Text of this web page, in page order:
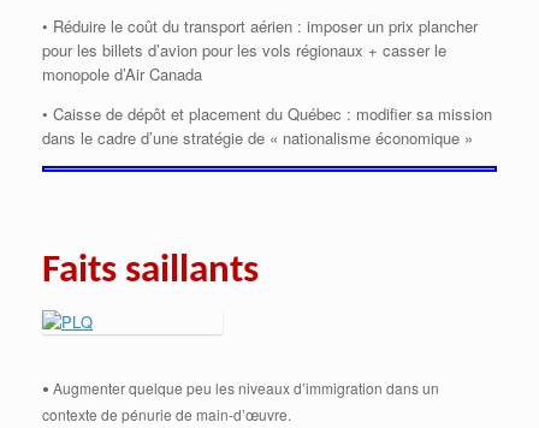
• Réduire le coût du transport aérien : imposer un prix plancher
pour les billets d’avion pour les vols régionaux + casser le
monopole d’Air Canada
• Caisse de dépôt et placement du Québec : modifier sa mission
dans le cadre d’une stratégie de « nationalisme économique »
Faits saillants
• Augmenter quelque peu les niveaux d’immigration dans un
contexte de pénurie de main-d’œuvre.